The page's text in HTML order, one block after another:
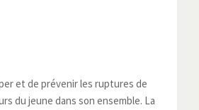
et de prévenir les ruptures de
du jeune dans son ensemble. La